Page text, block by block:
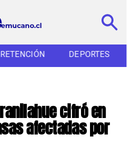
DEPORTES
cifró en
afectadas por